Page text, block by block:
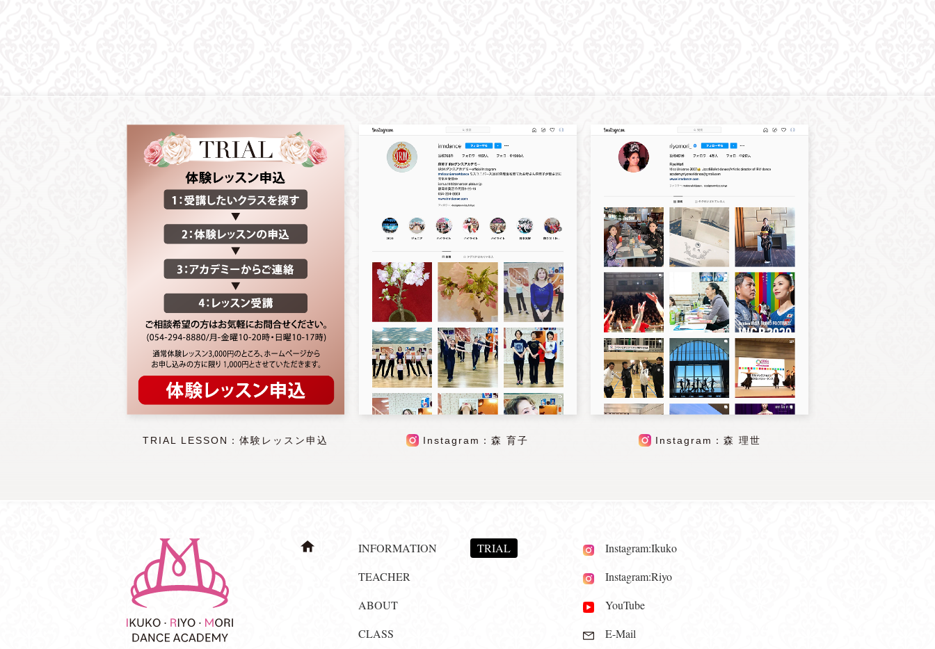
TRIAL LESSON：体験レッスン申込 Instagram：森 育子 Instagram：森 理世
INFORMATION
TEACHER
ABOUT
CLASS
TRIAL
Instagram:Ikuko
Instagram:Riyo
YouTube
E-Mail